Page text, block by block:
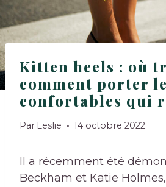
Kitten heels : où
comment porter
confortables qui
Par Leslie 14 octobre 2022
Il a récemment été
Beckham et Katie Holmes,